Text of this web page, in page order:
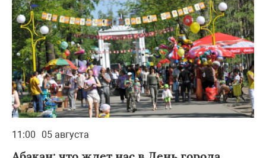
11:00 05 августа